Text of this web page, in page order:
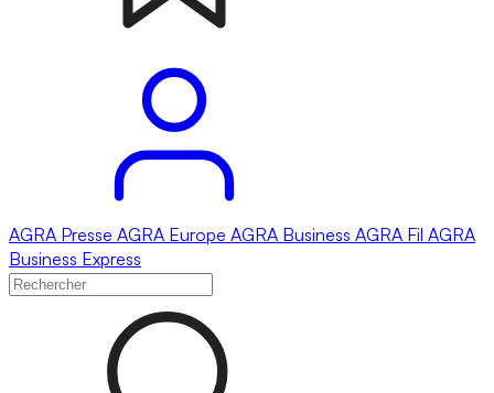
AGRA Presse AGRA Europe AGRA Business AGRA Fil AGRA
Business Express